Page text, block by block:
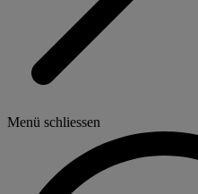
Menü schliessen